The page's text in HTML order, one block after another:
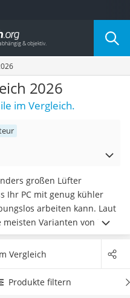
2026
im Vergleich.
großen Lüfter
Ihr PC mit genug kühler
arbeiten kann. Laut
Varianten von 700-
Durchmesser von 120
jetzt aus unserer
effizient ist
Vergleich
Produkte filtern